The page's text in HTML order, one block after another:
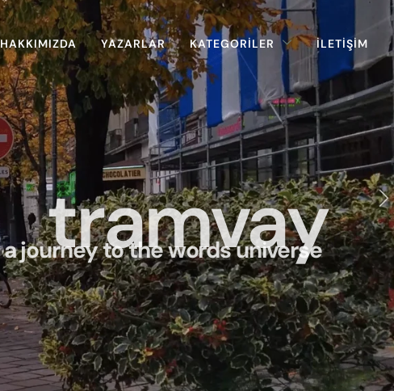
HAKKIMIZDA YAZARLAR KATEGORİLER İLETİŞİM
tramvay
a journey to the words universe